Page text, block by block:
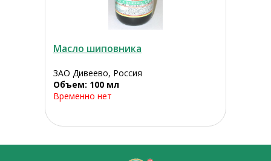
Масло шиповника
ЗАО Дивеево, Россия
Объем: 100 мл
Временно нет